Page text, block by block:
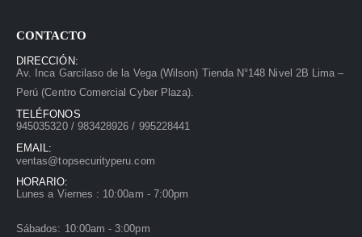
CONTACTO
DIRECCIÓN:
Av. Inca Garcilaso de la Vega (Wilson) Tienda N°148 Nivel 2B Lima –
Perú (Centro Comercial Cyber Plaza).
TELÉFONOS
945035320 / 983428926 / 995228441
EMAIL:
ventas@topsecurityperu.com
HORARIO:
Lunes a Viernes : 10:00am - 7:00pm
Sábados: 10:00am - 3:00pm